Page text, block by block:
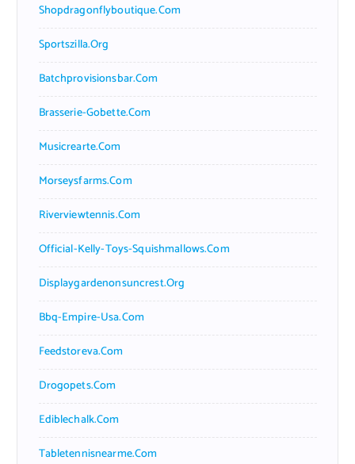
Shopdragonflyboutique.com
Sportszilla.org
Batchprovisionsbar.com
Brasserie-Gobette.com
Musicrearte.com
Morseysfarms.com
Riverviewtennis.com
Official-Kelly-Toys-Squishmallows.com
Displaygardenonsuncrest.org
Bbq-Empire-Usa.com
Feedstoreva.com
Drogopets.com
Ediblechalk.com
Tabletennisnearme.com